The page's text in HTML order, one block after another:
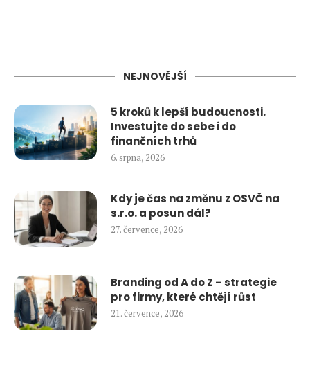
NEJNOVĚJŠÍ
5 kroků k lepší budoucnosti.
Investujte do sebe i do
finančních trhů
6. srpna, 2026
Kdy je čas na změnu z OSVČ na
s.r.o. a posun dál?
27. července, 2026
Branding od A do Z – strategie
pro firmy, které chtějí růst
21. července, 2026